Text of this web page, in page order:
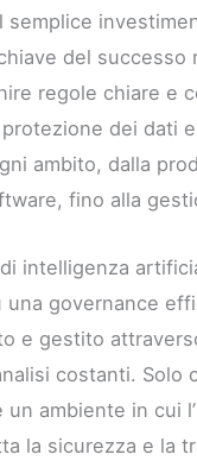
semplice
del successo
regole chiare e
dei dati
ambito, dalla
fino alla
intelligenza
una governance
e gestito
costanti. Solo
ambiente in cui
la sicurezza e la